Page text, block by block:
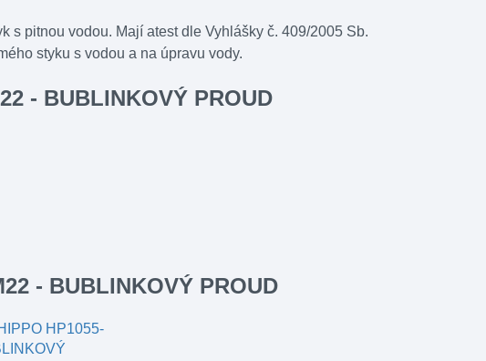
s pitnou vodou. Mají atest dle Vyhlášky č. 409/2005 Sb.
styku s vodou a na úpravu vody.
- BUBLINKOVÝ PROUD
- BUBLINKOVÝ PROUD